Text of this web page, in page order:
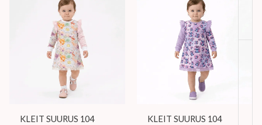
KLEIT SUURUS 104 KLEIT SUURUS 104